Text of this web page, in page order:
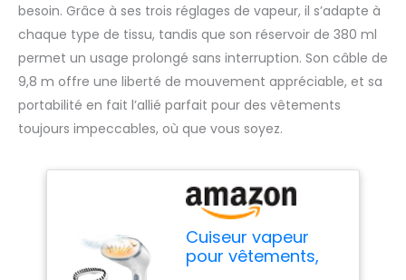
besoin. Grâce à ses trois réglages de vapeur, il s’adapte à
chaque type de tissu, tandis que son réservoir de 380 ml
permet un usage prolongé sans interruption. Son câble de
9,8 m offre une liberté de mouvement appréciable, et sa
portabilité en fait l’allié parfait pour des vêtements
toujours impeccables, où que vous soyez.
Cuiseur vapeur
pour vêtements,